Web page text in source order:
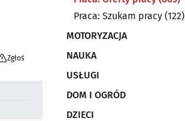
Zgłoś
Praca: Szukam pracy (122)
MOTORYZACJA
NAUKA
USŁUGI
DOM I OGRÓD
DZIECI